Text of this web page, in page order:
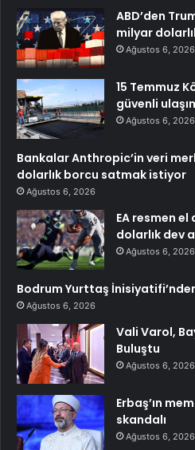
ABD’den
milyar
Ağustos 6, 2026
15 Temmuz
güvenli
Ağustos 6, 2026
Bankalar Anthropic’in veri
dolarlık borcu satmak istiyor
Ağustos 6, 2026
EA resmen
dolarlık dev
Ağustos 6, 2026
Bodrum Yurttaş
Ağustos 6, 2026
Vali Varol,
Buluştu
Ağustos 6, 2026
Erbaş’ın
skandalı
Ağustos 6, 2026